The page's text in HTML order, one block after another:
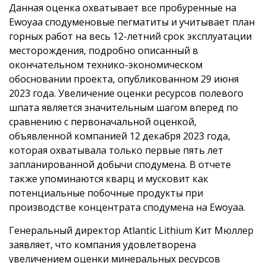
Данная оценка охватывает все пробуренные на
Ewoyaa сподуменовые пегматиты и учитывает план
горных работ на весь 12-летний срок эксплуатации
месторождения, подробно описанный в
окончательном технико-экономическом
обосновании проекта, опубликованном 29 июня
2023 года. Увеличение оценки ресурсов полевого
шпата является значительным шагом вперед по
сравнению с первоначальной оценкой,
объявленной компанией 12 декабря 2023 года,
которая охватывала только первые пять лет
запланированной добычи сподумена. В отчете
также упоминаются кварц и мусковит как
потенциальные побочные продукты при
производстве концентрата сподумена на Ewoyaa.
Генеральный директор Atlantic Lithium Кит Мюллер
заявляет, что компания удовлетворена
увеличением оценки минеральных ресурсов